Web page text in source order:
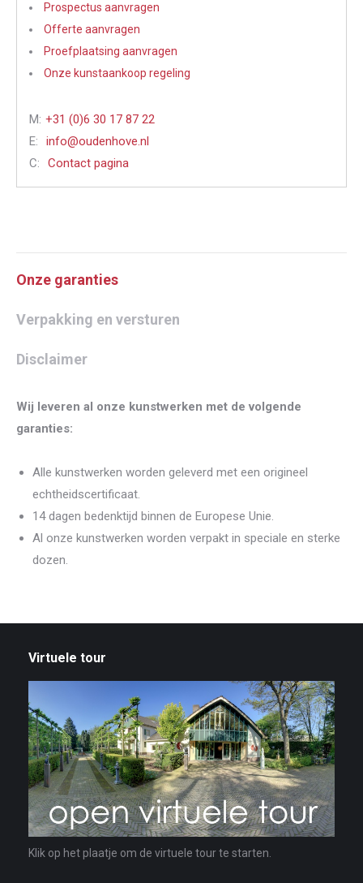
Prospectus aanvragen
Offerte aanvragen
Proefplaatsing aanvragen
Onze kunstaankoop regeling
M: +31 (0)6 30 17 87 22
E:
info@oudenhove.nl
C:
Contact pagina
Onze garanties
Verpakking en versturen
Disclaimer
Wij leveren al onze kunstwerken met de volgende
garanties:
Alle kunstwerken worden geleverd met een origineel
echtheidscertificaat.
14 dagen bedenktijd binnen de Europese Unie.
Al onze kunstwerken worden verpakt in speciale en sterke
dozen.
Virtuele tour
Klik op het plaatje om de virtuele tour te starten.